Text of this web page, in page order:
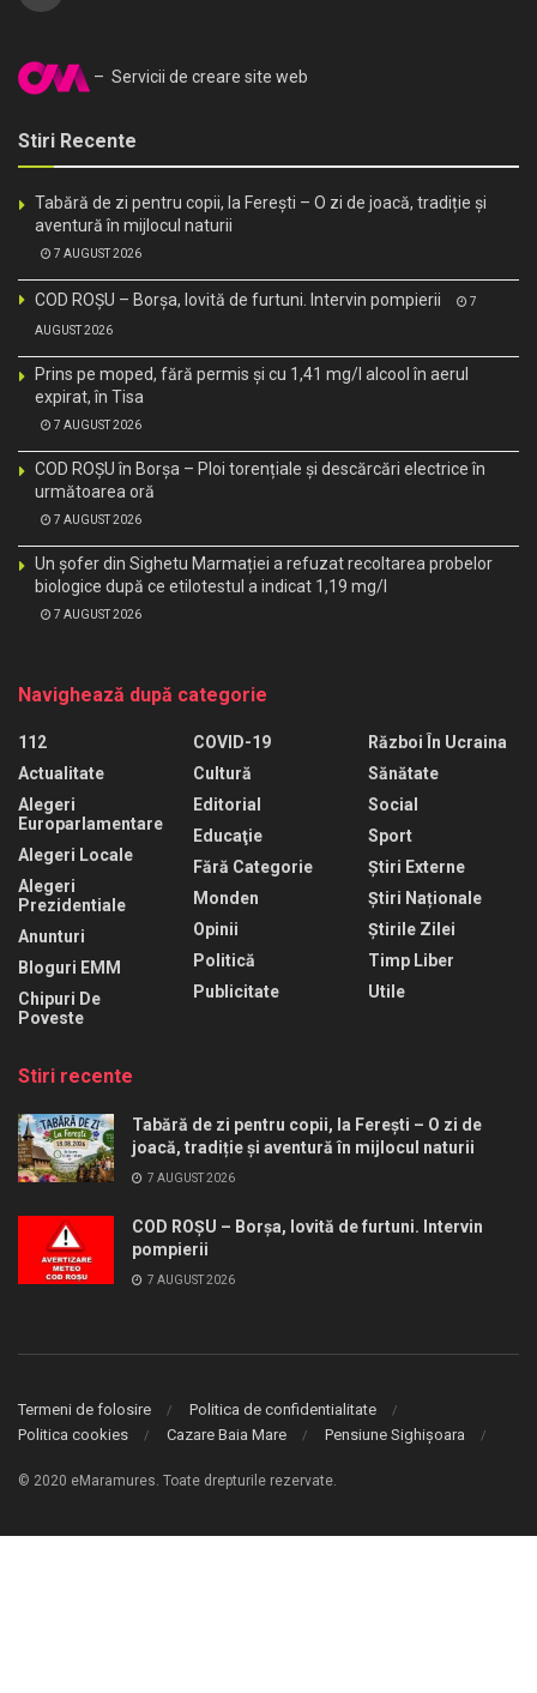
– Servicii de creare site web
Stiri Recente
Tabără de zi pentru copii, la Ferești – O zi de joacă, tradiție și
aventură în mijlocul naturii
7 AUGUST 2026
COD ROȘU – Borșa, lovită de furtuni. Intervin pompierii 7
AUGUST 2026
Prins pe moped, fără permis și cu 1,41 mg/l alcool în aerul
expirat, în Tisa
7 AUGUST 2026
COD ROȘU în Borșa – Ploi torențiale și descărcări electrice în
următoarea oră
7 AUGUST 2026
Un șofer din Sighetu Marmației a refuzat recoltarea probelor
biologice după ce etilotestul a indicat 1,19 mg/l
7 AUGUST 2026
Navighează după categorie
112
Actualitate
Alegeri
Europarlamentare
Alegeri Locale
Alegeri
Prezidentiale
Anunturi
Bloguri EMM
Chipuri De
Poveste
COVID-19
Cultură
Editorial
Educaţie
Fără Categorie
Monden
Opinii
Politică
Publicitate
Război În Ucraina
Sănătate
Social
Sport
Știri Externe
Știri Naționale
Știrile Zilei
Timp Liber
Utile
Stiri recente
Tabără de zi pentru copii, la Ferești – O zi de
joacă, tradiție și aventură în mijlocul naturii
7 AUGUST 2026
COD ROȘU – Borșa, lovită de furtuni. Intervin
pompierii
7 AUGUST 2026
Termeni de folosire
Politica de confidentialitate
Politica cookies
Cazare Baia Mare Pensiune Sighișoara
© 2020 eMaramures. Toate drepturile rezervate.